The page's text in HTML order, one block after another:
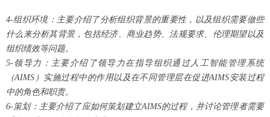
4-组织环境：主要介绍了分析组织背景的重要性，以及组织需要做些
什么来分析其背景，包括经济、商业趋势、法规要求、伦理期望以及
组织绩效等问题。
5-领导力：主要介绍了领导力在指导组织通过人工智能管理系统
（AIMS）实施过程中的作用以及在不同管理层在促进AIMS安装过程
中的角色和职责。
6-策划：主要介绍了应如何策划建立AIMS的过程，并讨论管理者需要